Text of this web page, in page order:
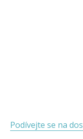
Podívejte se na